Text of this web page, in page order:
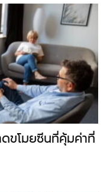
ขโมยซีนที่คุ้มค่าที่